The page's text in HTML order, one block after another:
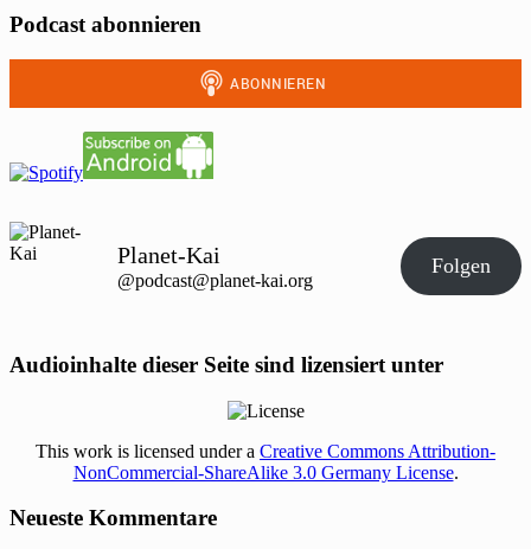
Podcast abonnieren
Planet-Kai
@podcast@planet-kai.org
Folgen
Audioinhalte dieser Seite sind lizensiert unter
This work is licensed under a Creative Commons Attribution-
NonCommercial-ShareAlike 3.0 Germany License.
Neueste Kommentare